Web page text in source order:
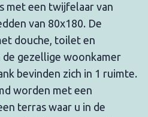
met een twijfelaar van
van 80x180. De
douche, toilet en
gezellige woonkamer
bevinden zich in 1 ruimte.
worden met een
terras waar u in de